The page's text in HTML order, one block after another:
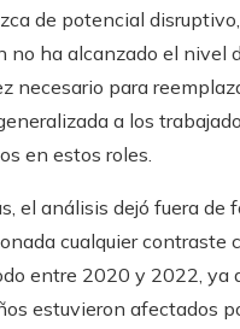
de potencial
no ha alcanzado el nivel
necesario para
a los
en estos roles.
el análisis dejó fuera de
cualquier contraste
entre 2020 y 2022, ya
estuvieron afectados